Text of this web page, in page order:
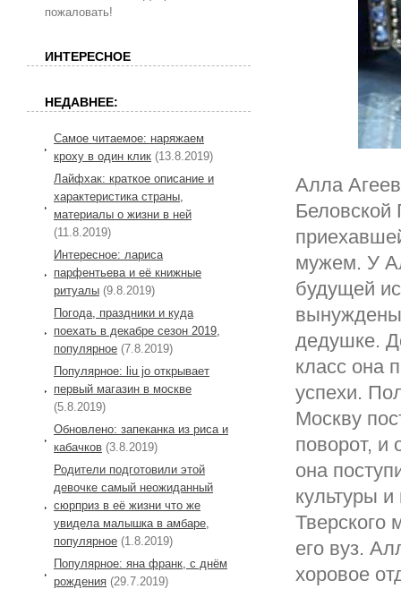
Алла
Беловской
мужем. У
будущей
вынуждены
дедушке.
класс она
успехи.
Москву
поворот, и
она
культуры и
Тверского
его вуз.
хоровое
пожаловать!
ИНТЕРЕСНОЕ
НЕДАВНЕЕ:
Самое читаемое: наряжаем
кроху в один клик (13.8.2019)
Лайфхак: краткое описание и
характеристика страны,
материалы о жизни в ней
(11.8.2019)
Интересное: лариса
парфентьева и её книжные
ритуалы (9.8.2019)
Погода, праздники и куда
поехать в декабре сезон 2019,
популярное (7.8.2019)
Популярное: liu jo открывает
первый магазин в москве
(5.8.2019)
Обновлено: запеканка из риса и
кабачков (3.8.2019)
Родители подготовили этой
девочке самый неожиданный
сюрприз в её жизни что же
увидела малышка в амбаре,
популярное (1.8.2019)
Популярное: яна франк, с днём
рождения (29.7.2019)